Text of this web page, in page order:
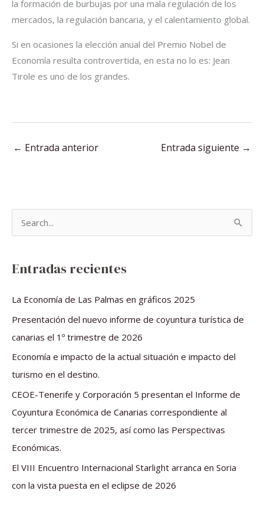
la formación de burbujas por una mala regulación de los
mercados, la regulación bancaria, y el calentamiento global.
Si en ocasiones la elección anual del Premio Nobel de
Economía resulta controvertida, en esta no lo es: Jean
Tirole es uno de los grandes.
← Entrada anterior Entrada siguiente →
a
Entradas recientes
La Economía de Las Palmas en gráficos 2025
Presentación del nuevo informe de coyuntura turística de
canarias el 1º trimestre de 2026
Economía e impacto de la actual situación e impacto del
turismo en el destino.
CEOE-Tenerife y Corporación 5 presentan el Informe de
Coyuntura Económica de Canarias correspondiente al
tercer trimestre de 2025, así como las Perspectivas
Económicas.
El VIII Encuentro Internacional Starlight arranca en Soria
con la vista puesta en el eclipse de 2026